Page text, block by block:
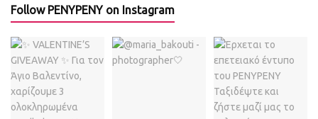
Follow PENYPENY on Instagram